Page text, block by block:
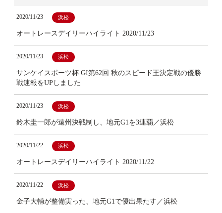
2020/11/23 浜松
オートレースデイリーハイライト 2020/11/23
2020/11/23 浜松
サンケイスポーツ杯 GI第62回 秋のスピード王決定戦の優勝
戦速報をUPしました
2020/11/23 浜松
鈴木圭一郎が遠州決戦制し、地元G1を3連覇／浜松
2020/11/22 浜松
オートレースデイリーハイライト 2020/11/22
2020/11/22 浜松
金子大輔が整備実った、地元G1で優出果たす／浜松